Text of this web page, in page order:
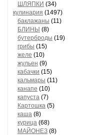
ШЛЯПКИ (34)
кулинария (1497)
баклажаны (11)
БЛИНЫ (8)
бутерброды (19)
грибы (15)
желе (10)
жульен (9)
кабачки (15)
кальмары (11)
канапе (10)
капуста (7)
Картошка (5)
каша (8)
курица (68)
МАЙОНЕЗ (8)